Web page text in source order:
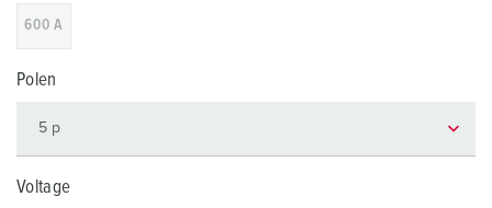
600 A
Polen
Voltage